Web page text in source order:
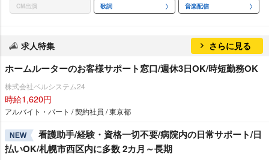
CM出演 歌詞 音楽配信
求人特集 さらに見る
ホームルーターのお客様サポート窓口/週休3日OK/時短勤務OK
株式会社ベルシステム24
時給1,620円
アルバイト・パート / 契約社員 / 東京都
NEW
看護助手/経験・資格一切不要/病院内の日常サポート/日
払いOK/札幌市西区内に多数 2カ月～長期